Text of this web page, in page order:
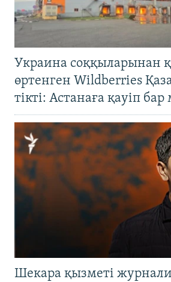
Украина соққыларынан
өртенген Wildberries
тікті: Астанаға қауіп бар
Шекара қызметі